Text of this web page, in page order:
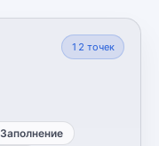
12 точек
Заполнение